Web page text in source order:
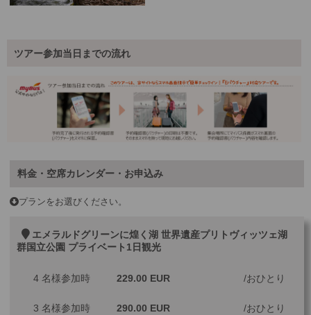
ツアー参加当日までの流れ
料金・空席カレンダー・お申込み
プランをお選びください。
エメラルドグリーンに煌く湖 世界遺産プリトヴィッツェ湖
群国立公園 プライベート1日観光
4 名様参加時 229.00 EUR おひとり
3 名様参加時 290.00 EUR おひとり